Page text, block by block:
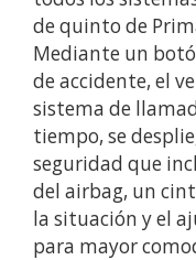
de quinto de
Mediante un
de accidente, el
sistema de
tiempo, se
seguridad que
del airbag, un
la situación y el
para mayor